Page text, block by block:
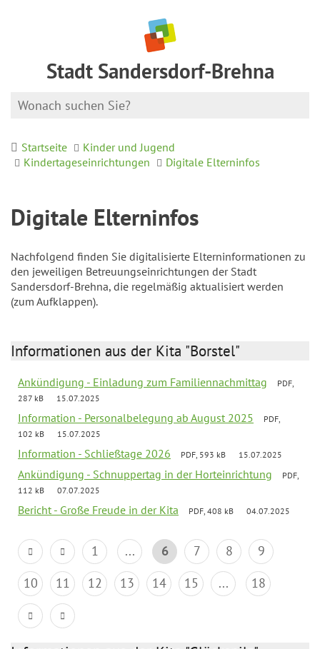
Stadt Sandersdorf-Brehna
Startseite
Kinder und Jugend
Kindertageseinrichtungen
Digitale Elterninfos
Digitale Elterninfos
Nachfolgend finden Sie digitalisierte Elterninformationen zu
den jeweiligen Betreuungseinrichtungen der Stadt
Sandersdorf-Brehna, die regelmäßig aktualisiert werden
(zum Aufklappen).
Informationen aus der Kita "Borstel"
Ankündigung - Einladung zum Familiennachmittag
PDF,
287 kB
15.07.2025
Information - Personalbelegung ab August 2025
PDF,
102 kB
15.07.2025
Information - Schließtage 2026 PDF, 593 kB 15.07.2025
Ankündigung - Schnuppertag in der Horteinrichtung
PDF,
112 kB
07.07.2025
Bericht - Große Freude in der Kita PDF, 408 kB 04.07.2025
1 ... 6 7 8
9
10
11 12 13 14 15 ... 18